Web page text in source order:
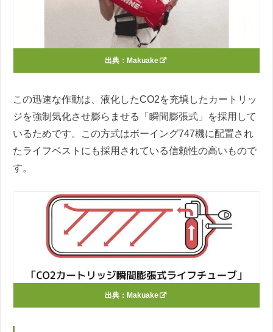
出典： Makuake
この迅速な作動は、液化したCO2を充填したカートリッ
ジを強制気化させ膨らませる「瞬間膨張式」を採用して
いるためです。この方式はボーイング747機に配置され
たライフベストにも採用されている信頼性の高いもので
す。
出典： Makuake